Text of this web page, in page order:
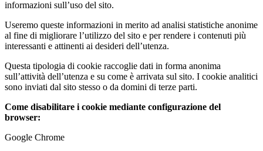
informazioni sull’uso del sito.
Useremo queste informazioni in merito ad analisi statistiche anonime
al fine di migliorare l’utilizzo del sito e per rendere i contenuti più
interessanti e attinenti ai desideri dell’utenza.
Questa tipologia di cookie raccoglie dati in forma anonima
sull’attività dell’utenza e su come è arrivata sul sito. I cookie analitici
sono inviati dal sito stesso o da domini di terze parti.
Come disabilitare i cookie mediante configurazione del
browser:
Google Chrome